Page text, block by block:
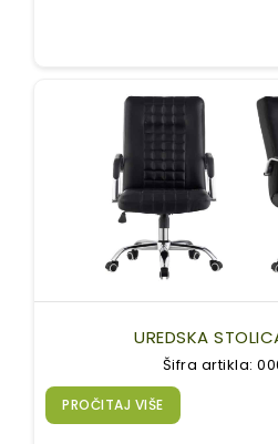
UREDSKA
Šifra artikla:
PROČITAJ VIŠE